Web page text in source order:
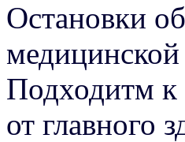
Остановки
Подходитм к
от главного